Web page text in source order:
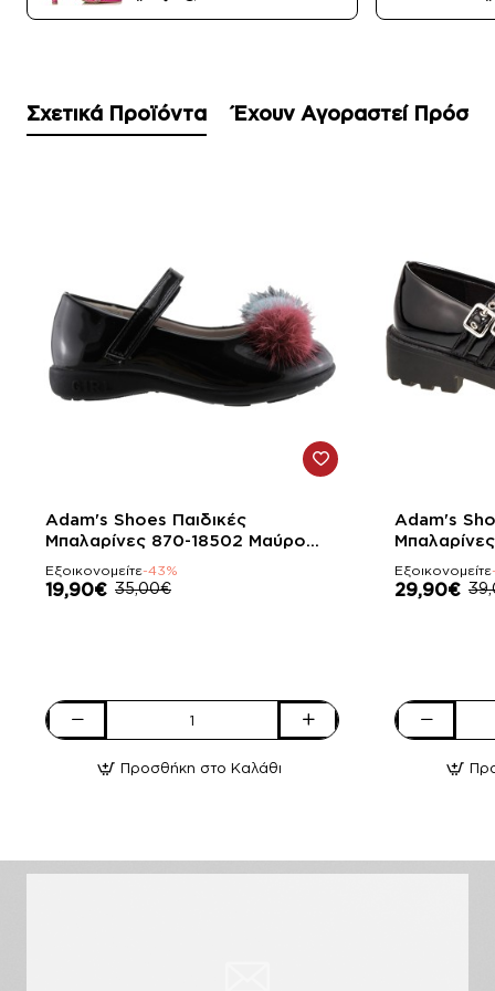
Σχετικά Προϊόντα Έχουν Αγοραστεί
-43%
Adam's Shoes Παιδικές
Μπαλαρίνες 870-18502 Μαύρο
Λουστρίνι
Εξοικονομείτε-43%
19,90€ 35,00€
Adam's
Παιδικές
Λουστρίνι
Προσθήκη στο Καλάθι
-23%
Adam's
Λουστρίνι
Εξοικονομείτε
29,90€
Adam's
Παιδικές
Λουστρίνι